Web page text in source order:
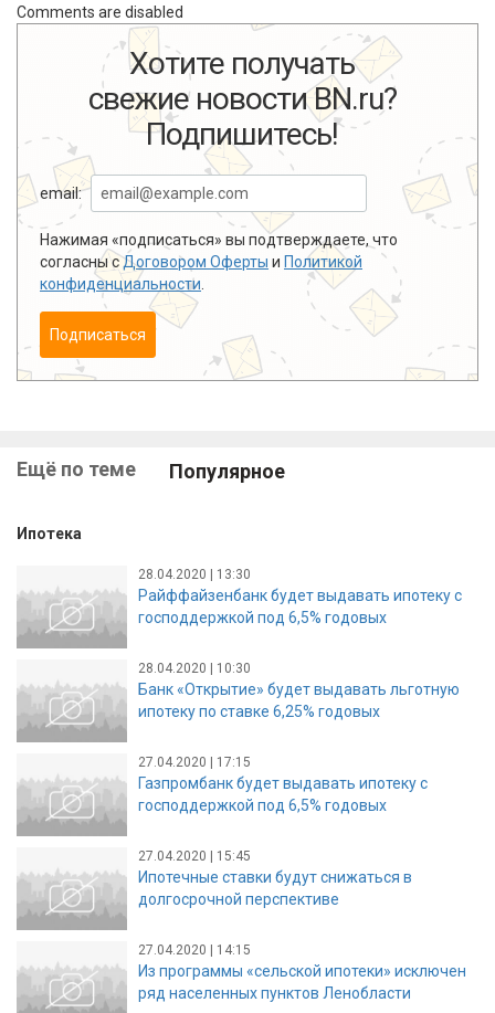
Comments are disabled
Хотите получать
свежие новости BN.ru?
Подпишитесь!
email:
Нажимая «подписаться» вы подтверждаете, что
согласны сДоговором Оферты и Политикой
конфиденциальности
Подписаться
Ещё по теме Популярное
Ипотека
28.04.2020 | 13:30
Райффайзенбанк будет выдавать ипотеку с
господдержкой под 6,5% годовых
28.04.2020 | 10:30
Банк «Открытие» будет выдавать льготную
ипотеку по ставке 6,25% годовых
27.04.2020 | 17:15
Газпромбанк будет выдавать ипотеку с
господдержкой под 6,5% годовых
27.04.2020 | 15:45
Ипотечные ставки будут снижаться в
долгосрочной перспективе
27.04.2020 | 14:15
Из программы «сельской ипотеки» исключен
ряд населенных пунктов Ленобласти